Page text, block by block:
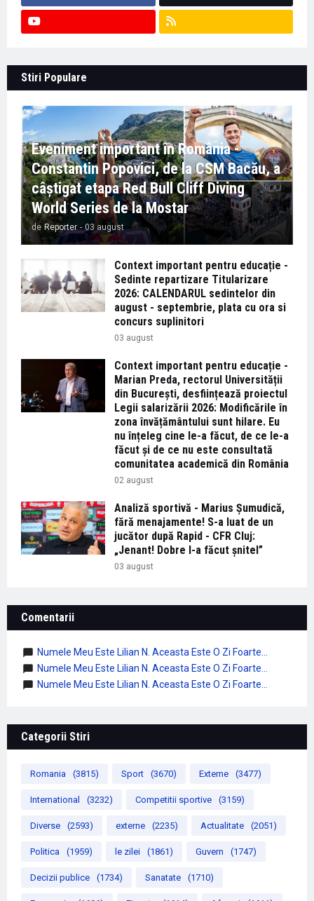
Stiri Populare
Eveniment important în România -
Constantin Popovici, de la CSM Bacău, a
câștigat etapa Red Bull Cliff Diving
World Series de la Mostar
de Reporter - 03 august
Context important pentru educație -
Sedinte repartizare Titularizare
2026: CALENDARUL sedintelor din
august - septembrie, plata cu ora si
concurs suplinitori
03 august
Context important pentru educație -
Marian Preda, rectorul Universității
din București, desființează proiectul
Legii salarizării 2026: Modificările în
zona învățământului sunt hilare. Eu
nu înțeleg cine le-a făcut, de ce le-a
făcut și de ce nu este consultată
comunitatea academică din România
02 august
Analiză sportivă - Marius Șumudică,
fără menajamente! S-a luat de un
jucător după Rapid - CFR Cluj:
„Jenant! Dobre l-a făcut șnitel”
03 august
Comentarii
Numele Meu Este Lilian N. Aceasta Este O Zi Foarte...
Numele Meu Este Lilian N. Aceasta Este O Zi Foarte...
Numele Meu Este Lilian N. Aceasta Este O Zi Foarte...
Categorii Stiri
Romania (3815) Sport (3670) Externe (3477)
International (3232) Competitii sportive (3159)
Diverse (2593) externe (2235) Actualitate (2051)
Politica (1959) le zilei (1861) Guvern (1747)
Decizii publice (1734) Sanatate (1710)